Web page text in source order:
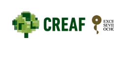
contingut